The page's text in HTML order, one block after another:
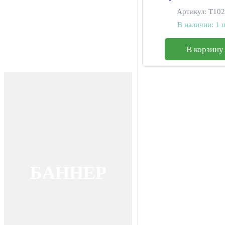
креплением
болтах)
Артикул:
В наличии: 1
В корзину